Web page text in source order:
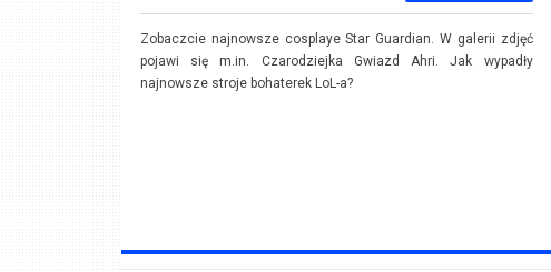
Zobaczcie najnowsze cosplaye Star Guardian. W galerii zdjęć
pojawi się m.in. Czarodziejka Gwiazd Ahri. Jak wypadły
najnowsze stroje bohaterek LoL-a?